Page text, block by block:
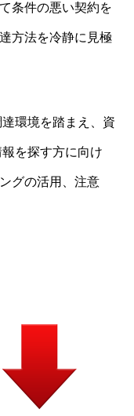
条件の悪い契約を
方法を冷静に見極
環境を踏まえ、資
を探す方に向け
グの活用、注意